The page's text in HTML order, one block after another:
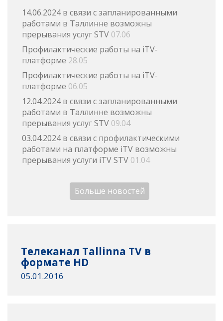
14.06.2024 в связи с запланированными
работами в Таллинне возможны
прерывания услуг STV 07.06
Профилактические работы на iTV-
платформе 28.05
Профилактические работы на iTV-
платформе 06.05
12.04.2024 в связи с запланированными
работами в Таллинне возможны
прерывания услуг STV 09.04
03.04.2024 в связи с профилактическими
работами на платформе iTV возможны
прерывания услуги iTV STV 01.04
Больше новостей
Телеканал Tallinna TV в
формате HD
05.01.2016